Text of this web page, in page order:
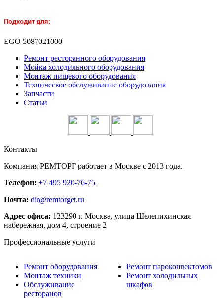
Подходит для:
EGO 5087021000
Ремонт ресторанного оборудования
Мойка холодильного оборудования
Монтаж пищевого оборудования
Техническое обслуживание оборудования
Запчасти
Статьи
Контакты
Компания РЕМТОРГ работает в Москве c 2013 года.
Телефон: +7 495 920-76-75
Почта: dir@remtorget.ru
Адрес офиса: 123290 г. Москва, улица Шелепихинская
набережная, дом 4, строение 2
Профессиональные услуги
Ремонт оборудования
Монтаж техники
Обслуживание
ресторанов
Ремонт пароконвектомов
Ремонт холодильных
шкафов